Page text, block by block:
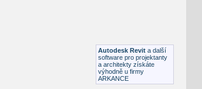
Autodesk Revit a další
software pro projektanty
a architekty získáte
výhodně u firmy
ARKANCE